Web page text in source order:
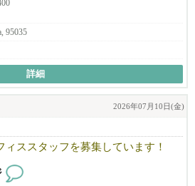
、規定範囲内での残業代込みで
になれば年収で120k以上+ボーナスに
95035
詳細
2026年07月10日(金)
ススタッフを募集しています！